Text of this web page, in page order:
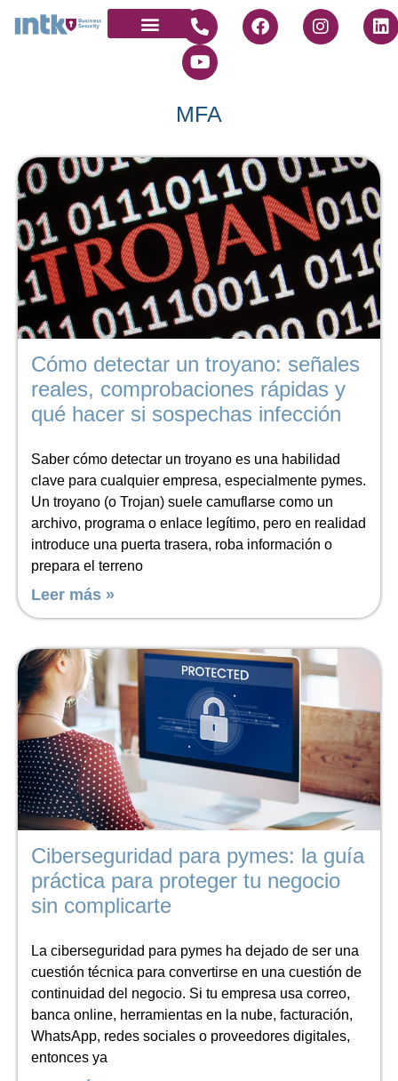
MFA
Cómo detectar un troyano: señales
reales, comprobaciones rápidas y
qué hacer si sospechas infección
Saber cómo detectar un troyano es una habilidad
clave para cualquier empresa, especialmente pymes.
Un troyano (o Trojan) suele camuflarse como un
archivo, programa o enlace legítimo, pero en realidad
introduce una puerta trasera, roba información o
prepara el terreno
Leer más »
Ciberseguridad para pymes: la guía
práctica para proteger tu negocio
sin complicarte
La ciberseguridad para pymes ha dejado de ser una
cuestión técnica para convertirse en una cuestión de
continuidad del negocio. Si tu empresa usa correo,
banca online, herramientas en la nube, facturación,
WhatsApp, redes sociales o proveedores digitales,
entonces ya